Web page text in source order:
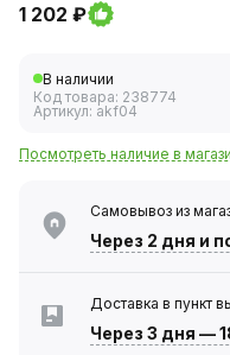
1 202 ₽
В наличии
Код товара: 238774
Артикул: akf04
Посмотреть наличие в
Самовывоз из
Через 2 дня и
Доставка в пункт
Через 3 дня —